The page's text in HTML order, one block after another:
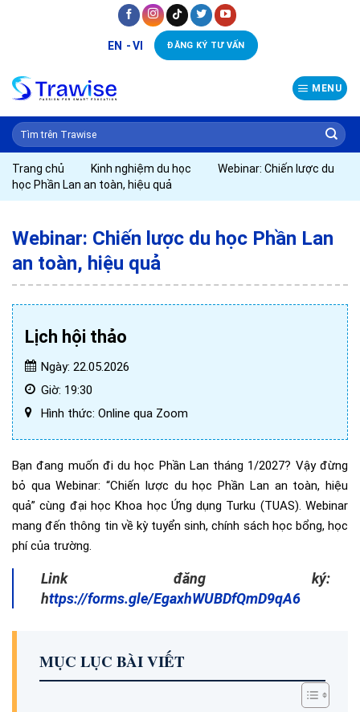
EN VI ĐĂNG KÝ TƯ VẤN
MENU
Trang chủ Kinh nghiệm du học
Webinar: Chiến lược du
học Phần Lan an toàn, hiệu quả
Webinar: Chiến lược du học Phần Lan
an toàn, hiệu quả
Lịch hội thảo
Ngày: 22.05.2026
Giờ: 19:30
Hình thức: Online qua Zoom
Bạn đang muốn đi du học Phần Lan tháng 1/2027? Vậy đừng
bỏ qua Webinar: “Chiến lược du học Phần Lan an toàn, hiệu
quả” cùng đại học Khoa học Ứng dụng Turku (TUAS). Webinar
mang đến thông tin về kỳ tuyển sinh, chính sách học bổng, học
phí của trường.
Link đăng ký:
https://forms.gle/EgaxhWUBDfQmD9qA6
MỤC LỤC BÀI VIẾT